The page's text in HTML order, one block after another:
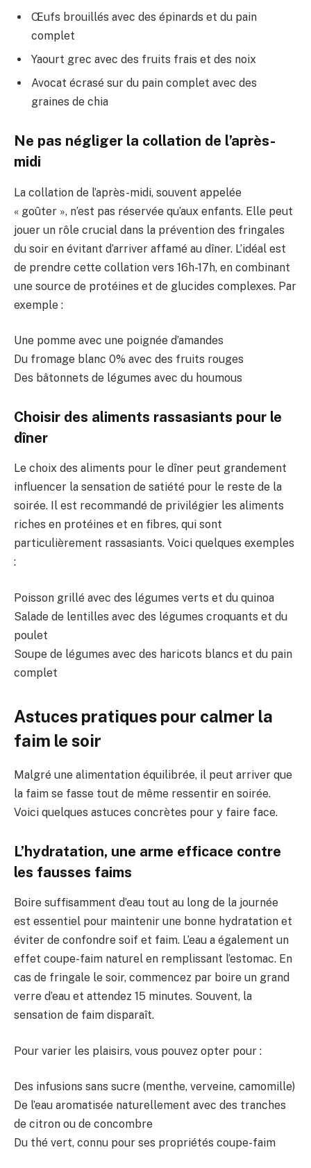
Œufs brouillés avec des épinards et du pain
complet
Yaourt grec avec des fruits frais et des noix
Avocat écrasé sur du pain complet avec des
graines de chia
Ne pas négliger la collation de l’après-
midi
La collation de l’après-midi, souvent appelée
« goûter », n’est pas réservée qu’aux enfants. Elle peut
jouer un rôle crucial dans la prévention des fringales
du soir en évitant d’arriver affamé au dîner. L’idéal est
de prendre cette collation vers 16h-17h, en combinant
une source de protéines et de glucides complexes. Par
exemple :
Une pomme avec une poignée d’amandes
Du fromage blanc 0% avec des fruits rouges
Des bâtonnets de légumes avec du houmous
Choisir des aliments rassasiants pour le
dîner
Le choix des aliments pour le dîner peut grandement
influencer la sensation de satiété pour le reste de la
soirée. Il est recommandé de privilégier les aliments
riches en protéines et en fibres, qui sont
particulièrement rassasiants. Voici quelques exemples
:
Poisson grillé avec des légumes verts et du quinoa
Salade de lentilles avec des légumes croquants et du
poulet
Soupe de légumes avec des haricots blancs et du pain
complet
Astuces pratiques pour calmer la
faim le soir
Malgré une alimentation équilibrée, il peut arriver que
la faim se fasse tout de même ressentir en soirée.
Voici quelques astuces concrètes pour y faire face.
L’hydratation, une arme efficace contre
les fausses faims
Boire suffisamment d’eau tout au long de la journée
est essentiel pour maintenir une bonne hydratation et
éviter de confondre soif et faim. L’eau a également un
effet coupe-faim naturel en remplissant l’estomac. En
cas de fringale le soir, commencez par boire un grand
verre d’eau et attendez 15 minutes. Souvent, la
sensation de faim disparaît.
Pour varier les plaisirs, vous pouvez opter pour :
Des infusions sans sucre (menthe, verveine, camomille)
De l’eau aromatisée naturellement avec des tranches
de citron ou de concombre
Du thé vert, connu pour ses propriétés coupe-faim